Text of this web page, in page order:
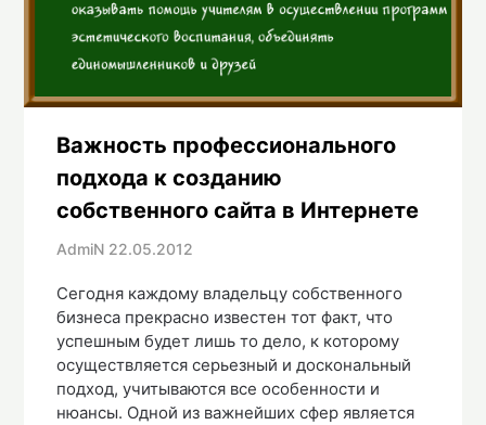
Важность профессионального
подхода к созданию
собственного сайта в Интернете
AdmiN 22.05.2012
Сегодня каждому владельцу собственного
бизнеса прекрасно известен тот факт, что
успешным будет лишь то дело, к которому
осуществляется серьезный и доскональный
подход, учитываются все особенности и
нюансы. Одной из важнейших сфер является